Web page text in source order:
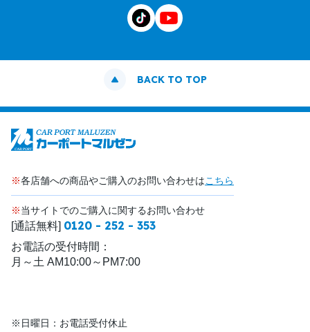
BACK TO TOP
※各店舗への商品やご購入のお問い合わせはこちら
※当サイトでのご購入に関するお問い合わせ
[通話無料] 0120 - 252 - 353
お電話の受付時間：
月～土 AM10:00～PM7:00
※日曜日：お電話受付休止